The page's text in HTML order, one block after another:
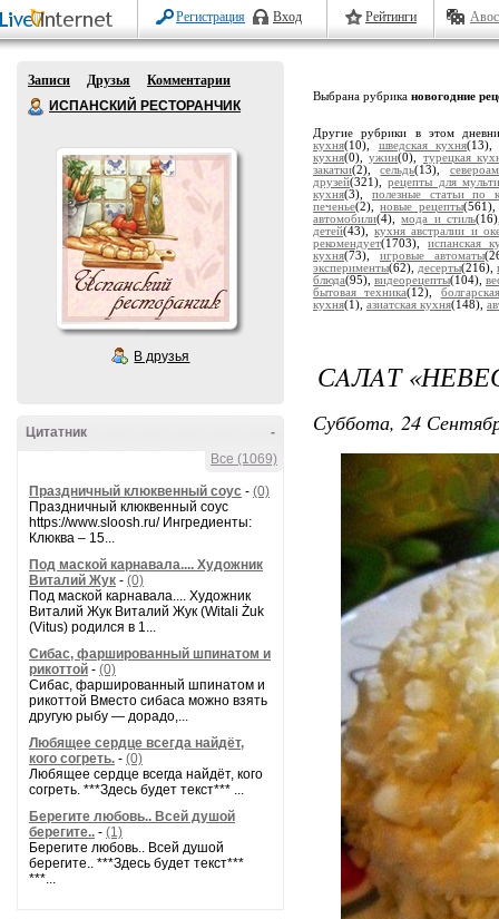
Регистрация Вход Рейтинги
Записи Друзья
Комментарии
ИСПАНСКИЙ РЕСТОРАНЧИК
В друзья
-
Цитатник
Все (1069)
Праздничный клюквенный соус - (0)
Праздничный клюквенный соус
https://www.sloosh.ru/ Ингредиенты:
Клюква – 15...
Под маской карнавала.... Художник
Виталий Жук - (0)
Под маской карнавала.... Художник
Виталий Жук Виталий Жук (Witali Żuk
(Vitus) родился в 1...
Сибас, фаршированный шпинатом и
рикоттой - (0)
Сибас, фаршированный шпинатом и
рикоттой Вместо сибаса можно взять
другую рыбу — дорадо,...
Любящее сердце всегда найдёт,
кого согреть. - (0)
Любящее сердце всегда найдёт, кого
согреть. ***Здесь будет текст*** ...
Берегите любовь.. Всей душой
берегите.. - (1)
Берегите любовь.. Всей душой
берегите.. ***Здесь будет текст***
***...
Выбрана рубрика новогодние
Другие рубрики в этом
кухня(10), шведская кухня
кухня(0),ужин(0), турецкая
закатки(2),сельдь(13),
друзей(321),рецепты для
кухня(3), полезные статьи по
печенье(2),новые рецепты
автомобили(4),мода и стиль
детей(43),кухня австралии и
рекомендует(1703),испанская
кухня(73), игровые автоматы
эксперименты(62), десерты(216),
блюда(95), видеорецепты(104),
бытовая техника(12),
кухня(1), азиатская кухня(148),
СAЛAТ
Суббота, 24